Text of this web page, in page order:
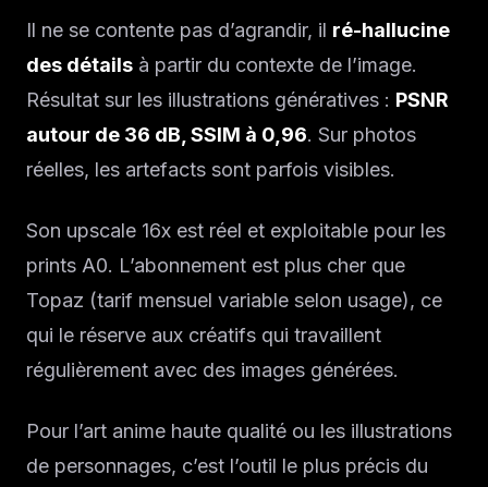
Il ne se contente pas d’agrandir, il ré-hallucine
des détails à partir du contexte de l’image.
Résultat sur les illustrations génératives : PSNR
autour de 36 dB, SSIM à 0,96. Sur photos
réelles, les artefacts sont parfois visibles.
Son upscale 16x est réel et exploitable pour les
prints A0. L’abonnement est plus cher que
Topaz (tarif mensuel variable selon usage), ce
qui le réserve aux créatifs qui travaillent
régulièrement avec des images générées.
Pour l’art anime haute qualité ou les illustrations
de personnages, c’est l’outil le plus précis du